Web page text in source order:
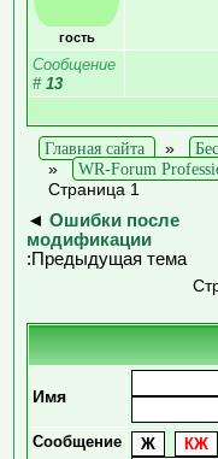
гость
Сообщение
# 13
Главная сайта »
»
WR-Forum
Страница 1
◄ Ошибки после
модификации
:Предыдущая тема
Имя
Сообщение